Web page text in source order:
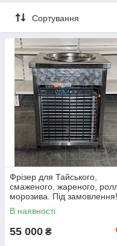
Сортування
Фрізер для Тайського,
смаженого, жареного,
морозива. Під замовлення!
В наявності
55 000 ₴